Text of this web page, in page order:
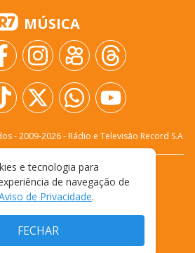
MÚSICA
- 2009-2026- Rádio e Televisão Record S.A
FALE CONOSCO
PRIVACIDADE
E CONDIÇÕES DE USO
e tecnologia para
de navegação de
de Privacidade.
FECHAR